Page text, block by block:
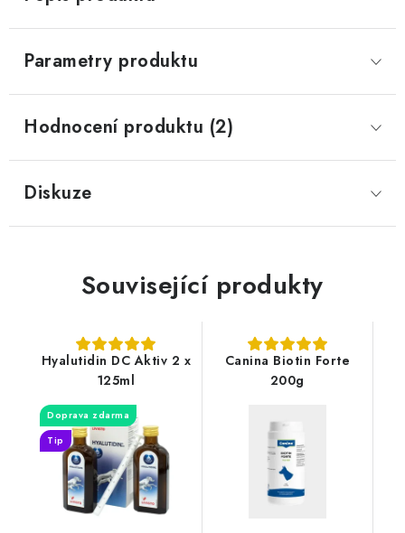
Parametry produktu
Hodnocení produktu (2)
Diskuze
Související produkty
Hyalutidin DC Aktiv 2 x
125ml
Doprava zdarma
Tip
Canina Biotin Forte
200g